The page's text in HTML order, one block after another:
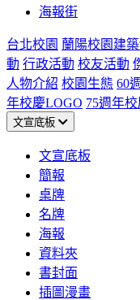
海報街
台北校園 蘭陽校園建
動 行政活動 校友活動
人物介紹 校園生態 60
年校慶LOGO 75週年
文宣底板
文宣底板
簡報
桌牌
名牌
海報
資料夾
書封面
插圖漫畫